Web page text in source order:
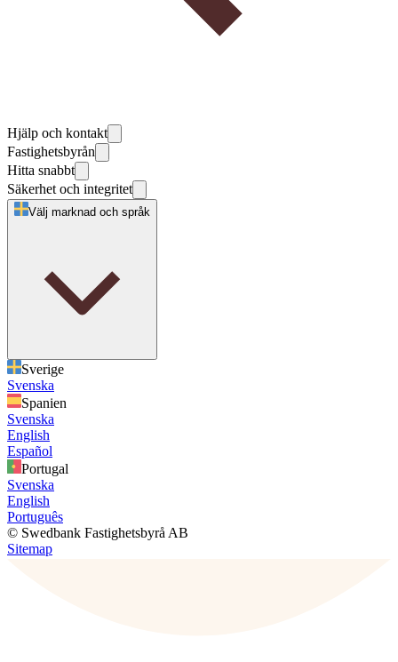
Hjälp och kontakt
Fastighetsbyrån
Hitta snabbt
Säkerhet och integritet
Välj marknad och språk
Sverige
Svenska
Spanien
Svenska
English
Español
Portugal
Svenska
English
Português
© Swedbank Fastighetsbyrå AB
Sitemap